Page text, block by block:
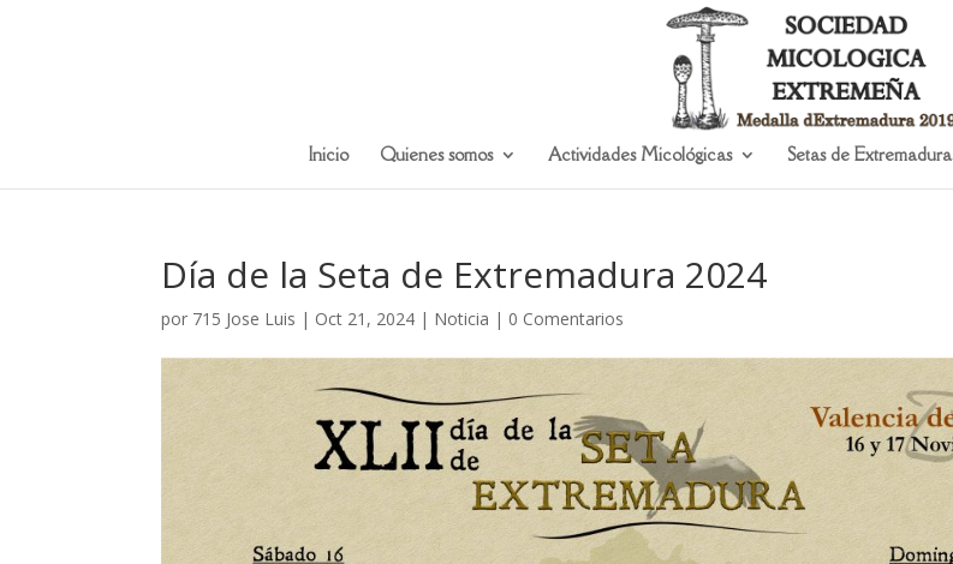
Inicio Quienes somos Actividades Micológicas Setas de Extremadura
Día de la Seta de Extremadura 2024
por 715 Jose Luis | Oct 21, 2024 | Noticia | 0 Comentarios